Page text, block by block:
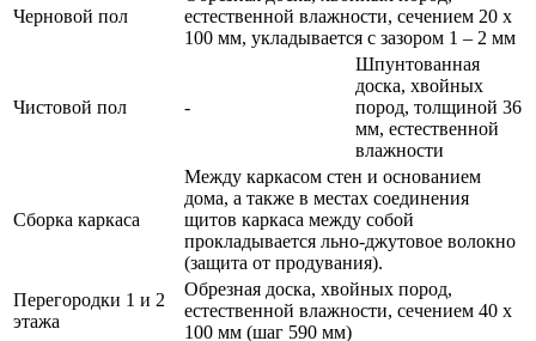
Черновой пол
естественной влажности, сечением 20 х
100 мм, укладывается с зазором 1 – 2 мм
Чистовой пол -
Шпунтованная
доска, хвойных
пород, толщиной 36
мм, естественной
влажности
Сборка каркаса
Между каркасом стен и основанием
дома, а также в местах соединения
щитов каркаса между собой
прокладывается льно-джутовое волокно
(защита от продувания).
Перегородки 1 и 2
этажа
Обрезная доска, хвойных пород,
естественной влажности, сечением 40 х
100 мм (шаг 590 мм)